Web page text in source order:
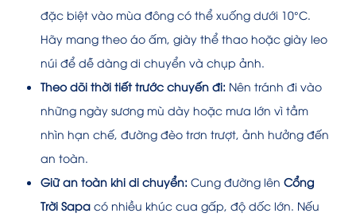
đặc biệt vào mùa đông có thể xuống dưới 10°C.
Hãy mang theo áo ấm, giày thể thao hoặc giày leo
núi để dễ dàng di chuyển và chụp ảnh.
Theo dõi thời tiết trước chuyến đi: Nên tránh đi vào
những ngày sương mù dày hoặc mưa lớn vì tầm
nhìn hạn chế, đường đèo trơn trượt, ảnh hưởng đến
an toàn.
Giữ an toàn khi di chuyển: Cung đường lên Cổng
Trời Sapa có nhiều khúc cua gấp, độ dốc lớn. Nếu